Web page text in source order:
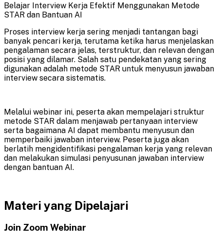
Belajar Interview Kerja Efektif Menggunakan Metode
STAR dan Bantuan AI
Proses interview kerja sering menjadi tantangan bagi
banyak pencari kerja, terutama ketika harus menjelaskan
pengalaman secara jelas, terstruktur, dan relevan dengan
posisi yang dilamar. Salah satu pendekatan yang sering
digunakan adalah metode STAR untuk menyusun jawaban
interview secara sistematis.
Melalui webinar ini, peserta akan mempelajari struktur
metode STAR dalam menjawab pertanyaan interview
serta bagaimana AI dapat membantu menyusun dan
memperbaiki jawaban interview. Peserta juga akan
berlatih mengidentifikasi pengalaman kerja yang relevan
dan melakukan simulasi penyusunan jawaban interview
dengan bantuan AI.
Materi yang Dipelajari
Join Zoom Webinar